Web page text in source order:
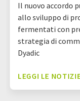
Il nuovo accordo
allo sviluppo di
fermentati con
strategia di
Dyadic
LEGGI LE